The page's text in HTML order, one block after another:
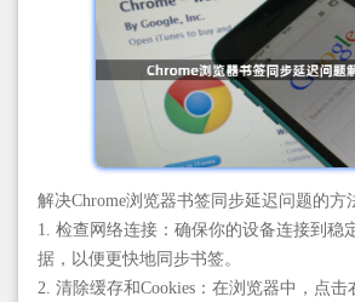
解决Chrome浏览器书签同步延迟问题的方
1. 检查网络连接：确保你的设备连接到稳
据，以便更快地同步书签。
2. 清除缓存和Cookies：在浏览器中，点击